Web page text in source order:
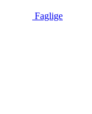
Faglige